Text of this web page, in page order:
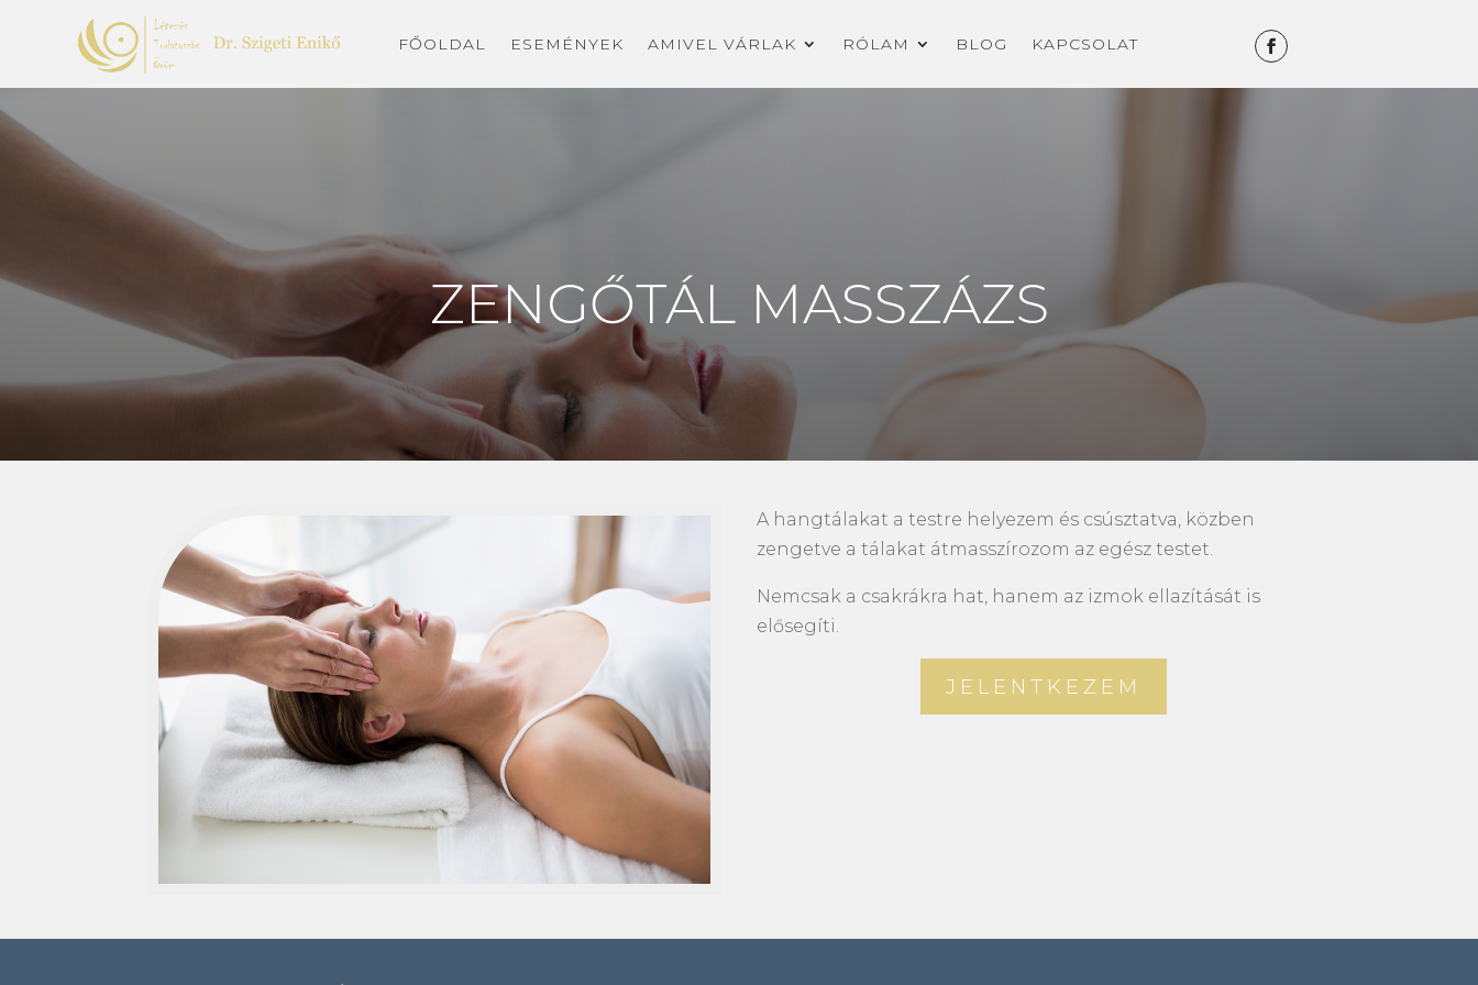
FŐOLDAL ESEMÉNYEK AMIVEL VÁRLAK RÓLAM BLOG KAPCSOLAT
ZENGŐTÁL MASSZÁZS
A hangtálakat a testre helyezem és csúsztatva, közben
zengetve a tálakat átmasszírozom az egész testet.
Nemcsak a csakrákra hat, hanem az izmok ellazítását is
elősegíti.
JELENTKEZEM